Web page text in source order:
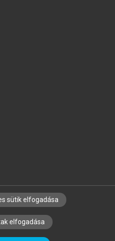
KÖNYVTÁROSOKNAK
ALAPELVEK
sütik elfogadása
elfogadása